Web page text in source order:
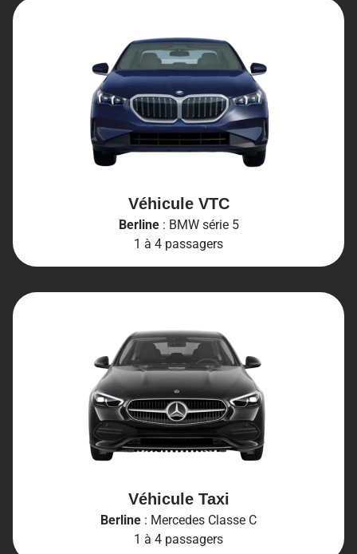
Véhicule VTC
Berline: BMW série 5
1 à 4 passagers
Véhicule Taxi
Berline : Mercedes Classe C
1 à 4 passagers